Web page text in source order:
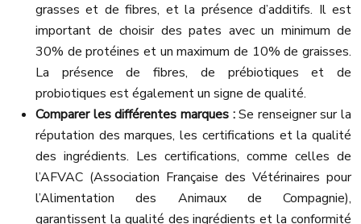
grasses et de fibres, et la présence d’additifs. Il est
important de choisir des pates avec un minimum de
30% de protéines et un maximum de 10% de graisses.
La présence de fibres, de prébiotiques et de
probiotiques est également un signe de qualité.
Comparer les différentes marques :Se renseigner sur la
réputation des marques, les certifications et la qualité
des ingrédients. Les certifications, comme celles de
l’AFVAC (Association Française des Vétérinaires pour
l’Alimentation des Animaux de Compagnie),
garantissent la qualité des ingrédients et la conformité